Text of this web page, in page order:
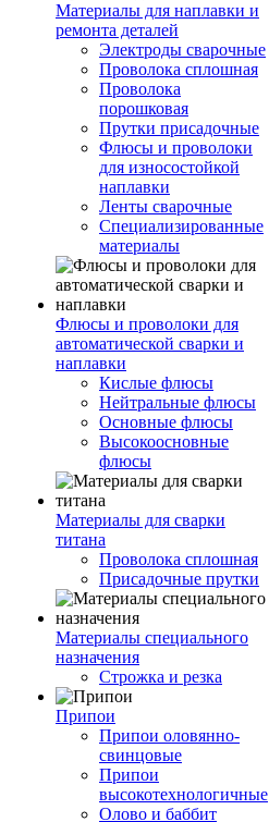
Материалы для наплавки и
ремонта деталей
Электроды сварочные
Проволока сплошная
Проволока
порошковая
Прутки присадочные
Флюсы и проволоки
для износостойкой
наплавки
Ленты сварочные
Специализированные
материалы
Флюсы и проволоки для
автоматической сварки и
наплавки
Кислые флюсы
Нейтральные флюсы
Основные флюсы
Высокоосновные
флюсы
Материалы для сварки
титана
Проволока сплошная
Присадочные прутки
Материалы специального
назначения
Строжка и резка
Припои
Припои оловянно-
свинцовые
Припои
высокотехнологичные
Олово и баббит